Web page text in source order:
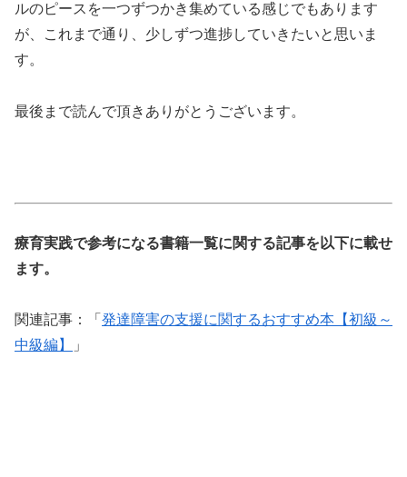
ルのピースを一つずつかき集めている感じでもあります
が、これまで通り、少しずつ進捗していきたいと思いま
す。
最後まで読んで頂きありがとうございます。
療育実践で参考になる書籍一覧に関する記事を以下に載せ
ます。
関連記事：「 発達障害の支援に関するおすすめ本【初級～
中級編】
」